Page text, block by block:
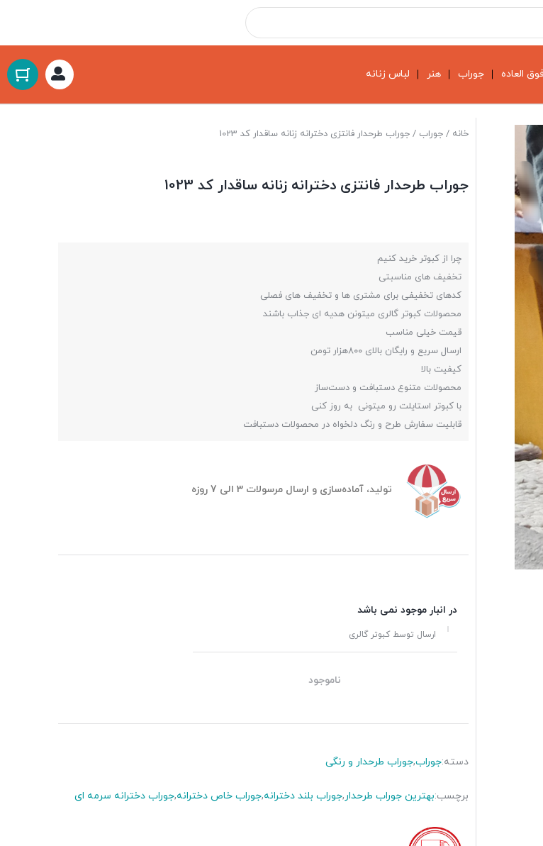
العاده جوراب هنر لباس زنانه
خانه / جوراب / جوراب طرحدار فانتزی دخترانه زنانه ساقدار کد 1023
جوراب طرحدار فانتزی دخترانه زنانه ساقدار کد 1023
چرا از کبوتر خرید کنیم
تخفیف های مناسبتی
کدهای تخفیفی برای مشتری ها و تخفیف های فصلی
محصولات کبوتر گالری میتونن هدیه ای جذاب باشند
قیمت خیلی مناسب
ارسال سریع و رایگان بالای ۸۰۰هزار تومن
کیفیت بالا
محصولات متنوع دستبافت و دست‌ساز
با کبوتر استایلت رو میتونی به روز کنی
قابلیت سفارش طرح و رنگ دلخواه در محصولات دستبافت
تولید، آماده‌سازی و ارسال مرسولات 3 الی 7 روزه
در انبار موجود نمی باشد
ارسال توسط کبوتر گالری
ناموجود
دسته:جوراب,جوراب طرحدار و رنگی
برچسب:بهترین جوراب طرحدار,جوراب بلند دخترانه,جوراب خاص دخترانه,جوراب دخترانه سرمه ای